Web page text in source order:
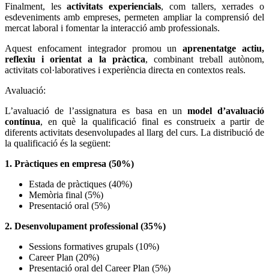
Finalment, lesactivitats experiencials, com tallers, xerrades o
esdeveniments amb empreses, permeten ampliar la comprensió del
mercat laboral i fomentar la interacció amb professionals.
Aquest enfocament integrador promou unaprenentatge actiu,
reflexiu i orientat a la pràctica, combinant treball autònom,
activitats col·laboratives i experiència directa en contextos reals.
Avaluació:
L’avaluació de l’assignatura es basa en un model d’avaluació
contínua, en què la qualificació final es construeix a partir de
diferents activitats desenvolupades al llarg del curs. La distribució de
la qualificació és la següent:
1. Pràctiques en empresa (50%)
Estada de pràctiques (40%)
Memòria final (5%)
Presentació oral (5%)
2. Desenvolupament professional (35%)
Sessions formatives grupals (10%)
Career Plan (20%)
Presentació oral del Career Plan (5%)